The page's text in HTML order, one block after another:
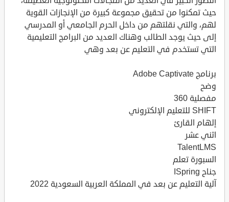
حيث تمكنوا من تحقيق مجموعة كبيرة من الإنجازات القوية
لهم، والتي نقلتهم من داخل الحرم الجامعي أو المدرسي
إلى حيث يوجد الطالب وهناك العديد من البرامج التعليمية
التي تستخدم في التعليم عن بعد وهي
برنامج Adobe Captivate
وضح
مفصلية 360
SHIFT للتعليم الإلكتروني
إلهام القارئ
اثني عشر
TalentLMS
السبورة تعلم
جناح ISpring
آلية التعليم عن بعد في المملكة العربية السعودية 2022